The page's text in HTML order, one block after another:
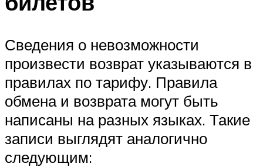
Сведения о невозможности
произвести возврат указываются в
правилах по тарифу. Правила
обмена и возврата могут быть
написаны на разных языках. Такие
записи выглядят аналогично
следующим: